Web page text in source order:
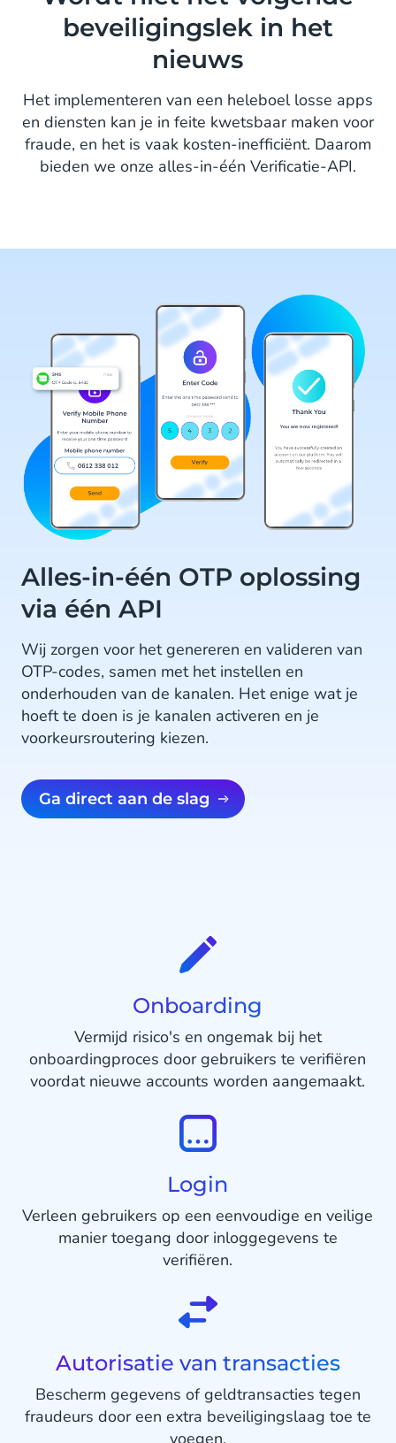
beveiligingslek in het
nieuws
Het implementeren van een heleboel losse apps
en diensten kan je in feite kwetsbaar maken voor
fraude, en het is vaak kosten-inefficiënt. Daarom
bieden we onze alles-in-één Verificatie-API.
Alles-in-één OTP oplossing
via één API
Wij zorgen voor het genereren en valideren van
OTP-codes, samen met het instellen en
onderhouden van de kanalen. Het enige wat je
hoeft te doen is je kanalen activeren en je
voorkeursroutering kiezen.
Ga direct aan de slag
Onboarding
Vermijd risico's en ongemak bij het
onboardingproces door gebruikers te verifiëren
voordat nieuwe accounts worden aangemaakt.
Login
Verleen gebruikers op een eenvoudige en veilige
manier toegang door inloggegevens te
verifiëren.
Autorisatie van transacties
Bescherm gegevens of geldtransacties tegen
fraudeurs door een extra beveiligingslaag toe te